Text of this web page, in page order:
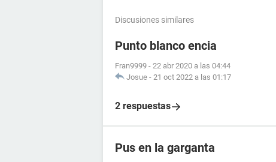
Discusiones similares
Punto blanco encia
Fran9999 - 22 abr 2020 a las 04:44
Josue - 21 oct 2022 a las 01:17
2 respuestas
Pus en la garganta